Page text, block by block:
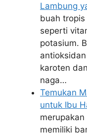
Lambung
buah
seperti
potasium.
karoten
naga…
Temukan
untuk Ibu
memiliki